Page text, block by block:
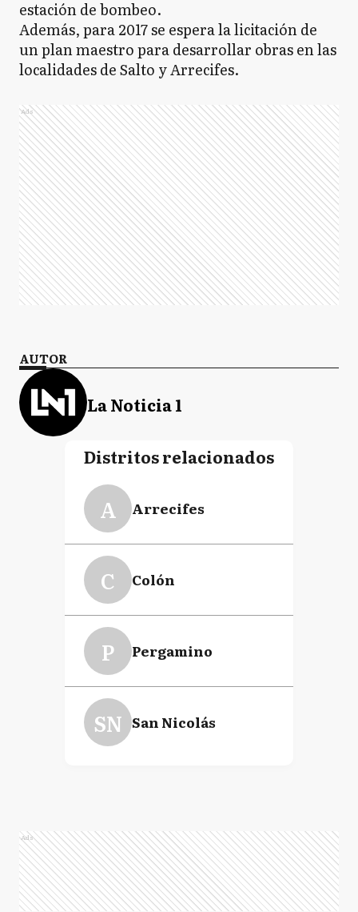
estación de bombeo.
Además, para 2017 se espera la licitación de
un plan maestro para desarrollar obras en las
localidades de Salto y Arrecifes.
Ads
AUTOR
La Noticia 1
Distritos relacionados
A Arrecifes
C Colón
P Pergamino
SN San Nicolás
Ads